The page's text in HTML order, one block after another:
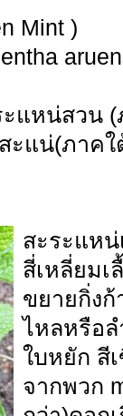
Mint )
แหน่สวน
ะแน่(ภาคใ
สะระแห
สี่เหลี่ยม
ขยายกิ่ง
ไหลหรือ
ใบหยัก สี
จากพวก